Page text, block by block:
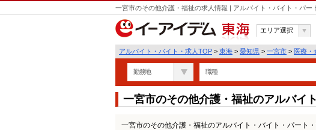
一宮市のその他介護・福祉の求人情報 | アルバイト・バイト・パー
東海
エリア選択
アルバイト・バイト・求人TOP > 東海 > 愛知県 > 一宮市 > 医療・
勤務地 職種
一宮市のその他介護・福祉のアルバイ
一宮市のその他介護・福祉のアルバイト・バイト・パート